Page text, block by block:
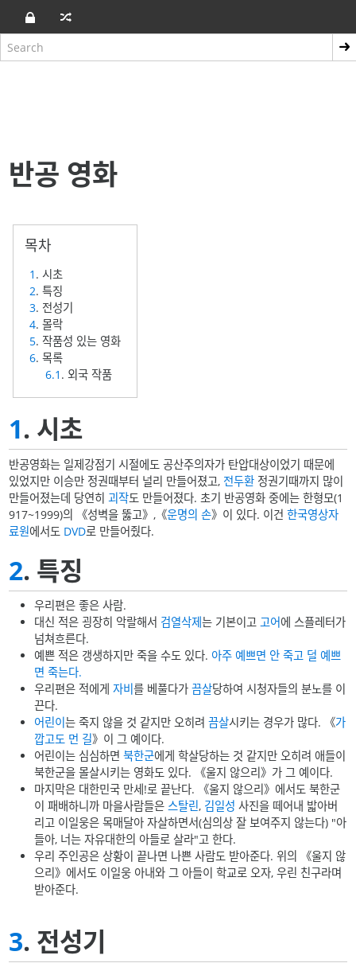
반공 영화
1 . 시초
2. 특징
3. 전성기
4. 몰락
5. 작품성 있는 영화
6. 목록
6.1 . 외국 작품
1. 시초
반공영화는 일제강점기 시절에도 공산주의자가 탄압대상이었기 때문에
있었지만 이승만 정권때부터 널리 만들어졌고, 전두환 정권기때까지 많이
만들어졌는데 당연히괴작도 만들어졌다. 초기 반공영화 중에는 한형모(1
917~1999)의 《성벽을 뚫고》,《운명의 손》이 있다. 이건한국영상자
료원에서도 DVD로 만들어줬다.
2. 특징
우리편은 좋은 사람.
대신 적은 굉장히 악랄해서 검열삭제는 기본이고 고어에 스플레터가
넘쳐흐른다.
예쁜 적은 갱생하지만 죽을 수도 있다. 아주 예쁘면 안 죽고 덜 예쁘
면 죽는다.
우리편은 적에게자비를 베풀다가끔살당하여 시청자들의 분노를 이
끈다.
어린이는 죽지 않을 것 같지만 오히려끔살시키는 경우가 많다. 《가
깝고도 먼 길》이 그 예이다.
어린이는 심심하면북한군에게 학살당하는 것 같지만 오히려 애들이
북한군을 몰살시키는 영화도 있다. 《울지 않으리》가 그 예이다.
마지막은 대한민국 만세!로 끝난다. 《울지 않으리》에서도 북한군
이 패배하니까 마을사람들은 스탈린, 김일성 사진을 떼어내 밟아버
리고 이일웅은 목매달아 자살하면서(심의상 잘 보여주지 않는다) "아
들아, 너는 자유대한의 아들로 살라"고 한다.
우리 주인공은 상황이 끝나면 나쁜 사람도 받아준다. 위의 《울지 않
으리》에서도 이일웅 아내와 그 아들이 학교로 오자, 우린 친구라며
받아준다.
3. 전성기